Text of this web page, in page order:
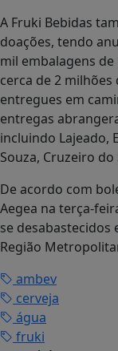
A Fruki Bebidas
doações, tendo
mil embalagens
cerca de 2
entregues em
entregas
incluindo Lajeado,
Souza, Cruzeiro
De acordo com
Aegea na terça-
se desabastecidos
Região
ambev
cerveja
água
fruki